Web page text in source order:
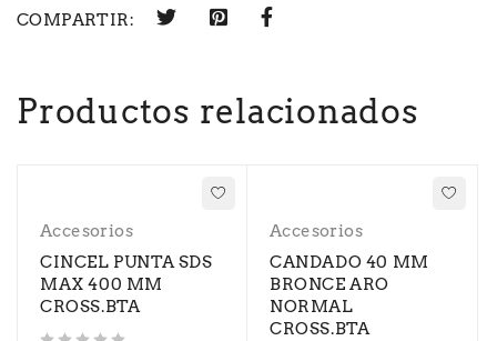
COMPARTIR:
Productos relacionados
Accesorios
CINCEL PUNTA SDS
MAX 400 MM
CROSS.BTA
Accesorios
CANDADO 40 MM
BRONCE ARO
NORMAL
CROSS.BTA